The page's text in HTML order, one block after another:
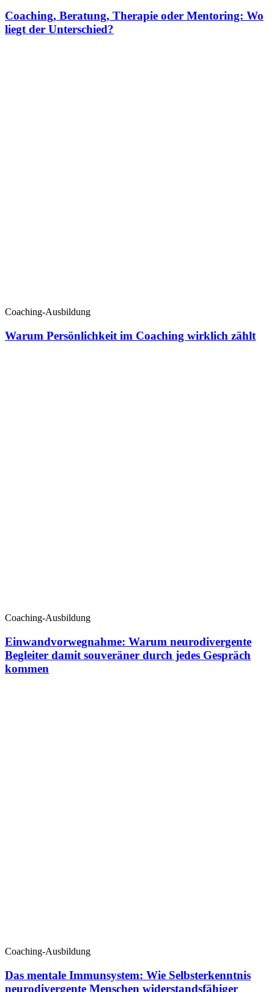
Coaching, Beratung, Therapie oder Mentoring: Wo
liegt der Unterschied?
Coaching-Ausbildung
Warum Persönlichkeit im Coaching wirklich zählt
Coaching-Ausbildung
Einwandvorwegnahme: Warum neurodivergente
Begleiter damit souveräner durch jedes Gespräch
kommen
Coaching-Ausbildung
Das mentale Immunsystem: Wie Selbsterkenntnis
neurodivergente Menschen widerstandsfähiger